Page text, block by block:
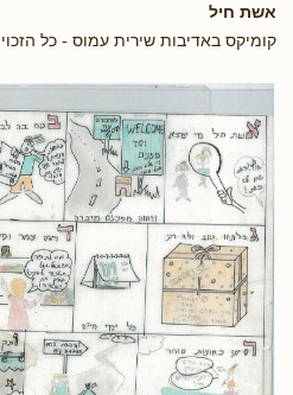
אשת חיל
קומיקס באדיבות שירית עמוס - כל